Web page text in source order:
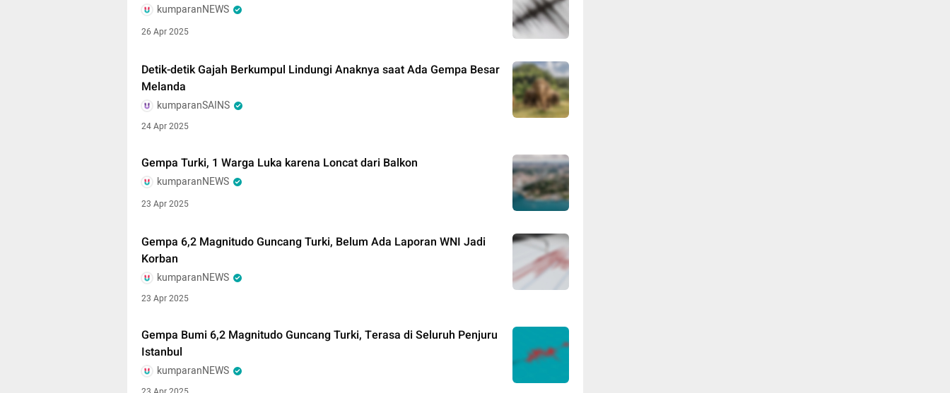
kumparanNEWS
26 Apr 2025
Detik-detik Gajah Berkumpul Lindungi Anaknya saat Ada Gempa Besar
Melanda
kumparanSAINS
24 Apr 2025
Gempa Turki, 1 Warga Luka karena Loncat dari Balkon
kumparanNEWS
23 Apr 2025
Gempa 6,2 Magnitudo Guncang Turki, Belum Ada Laporan WNI Jadi
Korban
kumparanNEWS
23 Apr 2025
Gempa Bumi 6,2 Magnitudo Guncang Turki, Terasa di Seluruh Penjuru
Istanbul
kumparanNEWS